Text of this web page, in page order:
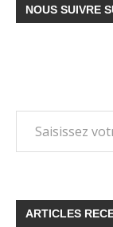
NOUS SUIVRE
ARTICLES